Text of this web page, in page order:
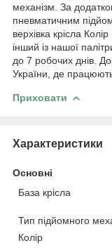
механізм. За
пневматичним
верхівка крісла
інший із нашої
до 7 робочих днів.
України, де працюють
Приховати
Характеристики
Основні
База крісла
Тип підйомного
Колір